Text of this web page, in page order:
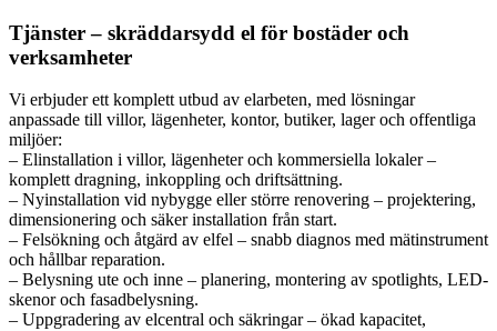
Tjänster – skräddarsydd el för bostäder och
verksamheter
Vi erbjuder ett komplett utbud av elarbeten, med lösningar
anpassade till villor, lägenheter, kontor, butiker, lager och offentliga
miljöer:
– Elinstallation i villor, lägenheter och kommersiella lokaler –
komplett dragning, inkoppling och driftsättning.
– Nyinstallation vid nybygge eller större renovering – projektering,
dimensionering och säker installation från start.
– Felsökning och åtgärd av elfel – snabb diagnos med mätinstrument
och hållbar reparation.
– Belysning ute och inne – planering, montering av spotlights, LED-
skenor och fasadbelysning.
– Uppgradering av elcentral och säkringar – ökad kapacitet,